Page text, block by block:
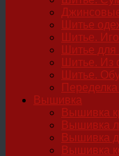
Шитье
Шитье.
Шитье
Шитье. Из
Шитье.
Вышивка
Вышивка
Вышивка
Вышивка
Вышивка